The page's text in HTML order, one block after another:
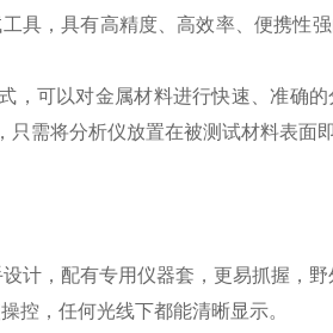
具，具有高精度、高效率、便携性
可以对金属材料进行快速、准确的
只需将分析仪放置在被测试材料表面
计，配有专用仪器套，更易抓握，野
控，任何光线下都能清晰显示。